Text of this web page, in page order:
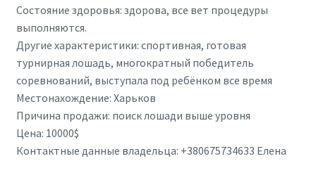
Состояние здоровья: здорова, все вет процедуры
выполняются.
Другие характеристики: спортивная, готовая
турнирная лошадь, многократный победитель
соревнований, выступала под ребёнком все время
Местонахождение: Харьков
Причина продажи: поиск лошади выше уровня
Цена: 10000$
Контактные данные владельца: +380675734633 Елена